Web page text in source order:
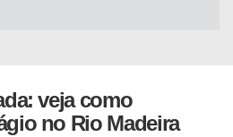
veja como
no Rio Madeira